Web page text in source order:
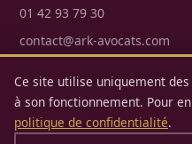
01 42 93 79 30
contact@ark-avocats.com
Ce site utilise uniquement
à son fonctionnement. Pour
politique de confidentialité.